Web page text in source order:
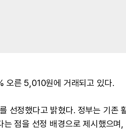
오른 5,010원에 거래되고 있다.
선정했다고 밝혔다. 정부는 기존
점을 선정 배경으로 제시했으며